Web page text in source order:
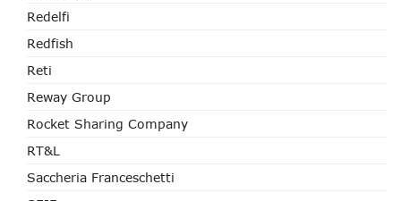
Redelfi
Redfish
Reti
Reway Group
Rocket Sharing Company
RT&L
Saccheria Franceschetti